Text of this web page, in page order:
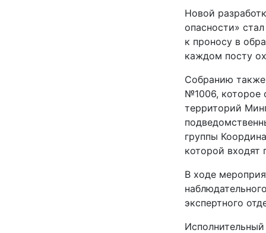
Новой
опасности»
к проносу в
каждом посту
Собранию также
№1006, которое
территорий
группы
которой входят
В ходе
экспертного